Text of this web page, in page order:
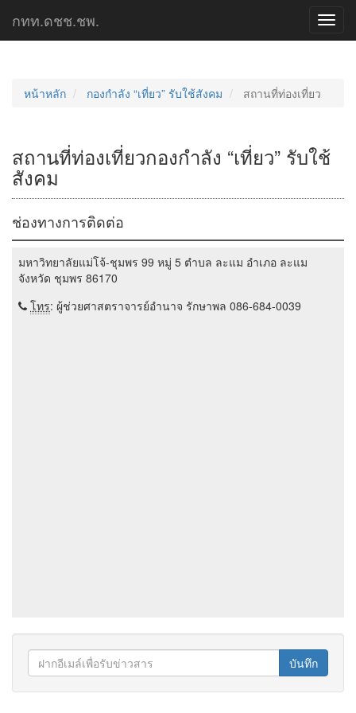
กทท.ดชช.ชพ.
หน้าหลัก กองกำลัง “เที่ยว” รับใช้สังคม สถานที่ท่องเที่ยว
สถานที่ท่องเที่ยวกองกำลัง “เที่ยว” รับใช้
สังคม
ช่องทางการติดต่อ
มหาวิทยาลัยแม่โจ้-ชุมพร 99 หมู่ 5 ตำบล ละแม อำเภอ ละแม
จังหวัด ชุมพร 86170
โทร: ผู้ช่วยศาสตราจารย์อำนาจ รักษาพล 086-684-0039
บันทึก